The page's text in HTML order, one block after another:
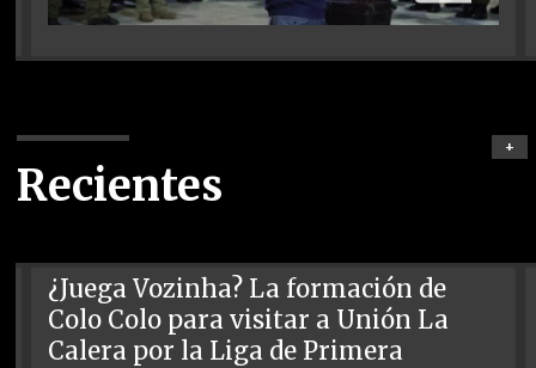
Recientes
+
¿Juega Vozinha? La formación de
Colo Colo para visitar a Unión La
Calera por la Liga de Primera